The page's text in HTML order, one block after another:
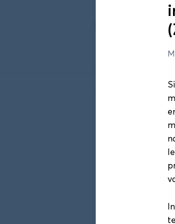
DAS
Edzard